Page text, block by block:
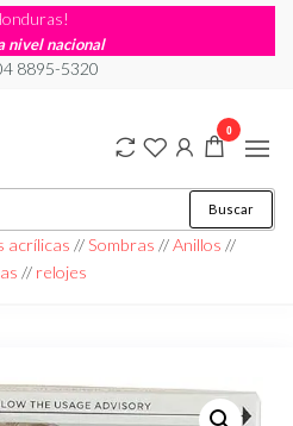
nivel nacional
8895-5320
Buscar
acrílicas //Sombras //Anillos //
// relojes
0